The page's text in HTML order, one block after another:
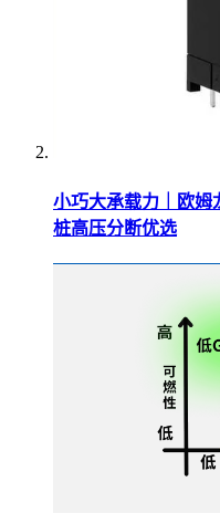
小巧大承载力｜欧姆
桩高压分断优选